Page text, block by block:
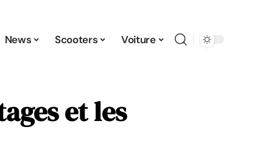
News Scooters Voiture
et les